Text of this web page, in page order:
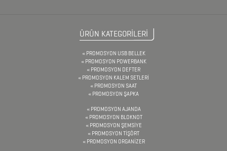
ÜRÜN KATEGORİLERİ
PROMOSYON USB BELLEK
PROMOSYON POWERBANK
PROMOSYON DEFTER
PROMOSYON KALEM SETLERİ
PROMOSYON SAAT
PROMOSYON ŞAPKA
PROMOSYON AJANDA
PROMOSYON BLOKNOT
PROMOSYON ŞEMSİYE
PROMOSYON TİŞÖRT
PROMOSYON ORGANİZER